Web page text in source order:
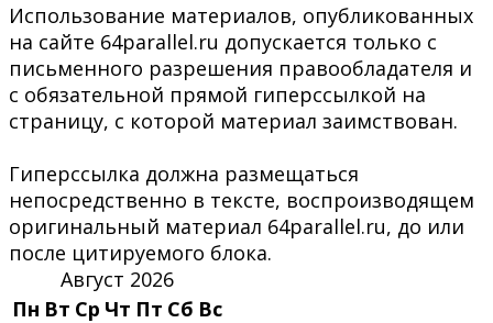
Использование материалов, опубликованных
на сайте 64parallel.ru допускается только с
письменного разрешения правообладателя и
с обязательной прямой гиперссылкой на
страницу, с которой материал заимствован.
Гиперссылка должна размещаться
непосредственно в тексте, воспроизводящем
оригинальный материал 64parallel.ru, до или
после цитируемого блока.
Август 2026
Пн Вт Ср Чт Пт Сб Вс